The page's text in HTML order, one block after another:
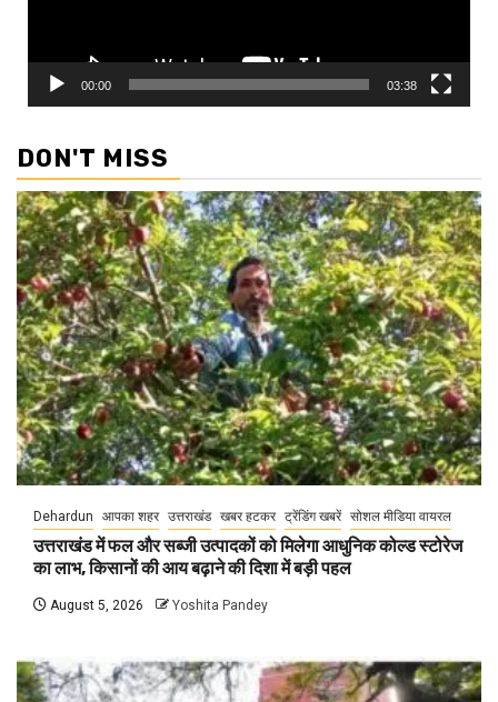
00:00 03:38
DON'T MISS
Dehardun आपका शहर उत्तराखंड खबर हटकर ट्रेंडिंग खबरें सोशल मीडिया वायरल
उत्तराखंड में फल और सब्जी उत्पादकों को मिलेगा आधुनिक कोल्ड स्टोरेज
का लाभ, किसानों की आय बढ़ाने की दिशा में बड़ी पहल
August 5, 2026 Yoshita Pandey